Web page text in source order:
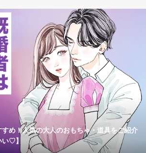
め！人気の大人のおもちゃ・道具をご紹介
い♡】